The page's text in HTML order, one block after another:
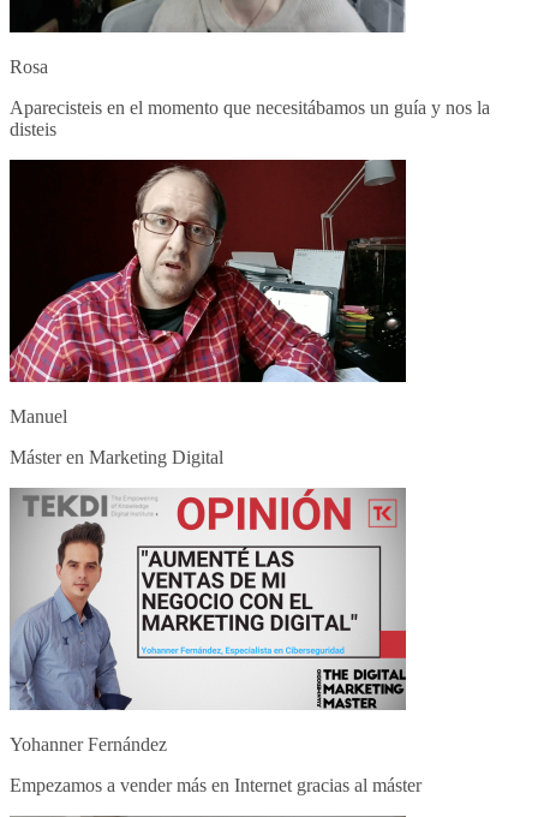
Rosa
Aparecisteis en el momento que necesitábamos un guía y nos la
disteis
Manuel
Máster en Marketing Digital
Yohanner Fernández
Empezamos a vender más en Internet gracias al máster